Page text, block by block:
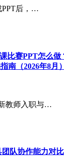
PPT后，…
比赛PPT怎么
南（2026年8月）
新教师入职与…
队协作能力对